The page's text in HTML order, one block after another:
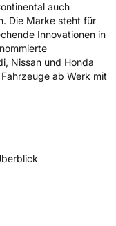
SymbolNein
auch
Die Marke steht für
Innovationen in
Nissan und Honda
ab Werk mit